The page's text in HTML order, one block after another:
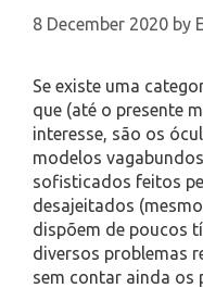
8 December 2020 by
Se existe uma
que (até o presente
interesse, são os
modelos
sofisticados feitos
desajeitados
dispõem de poucos
diversos problemas
sem contar ainda os